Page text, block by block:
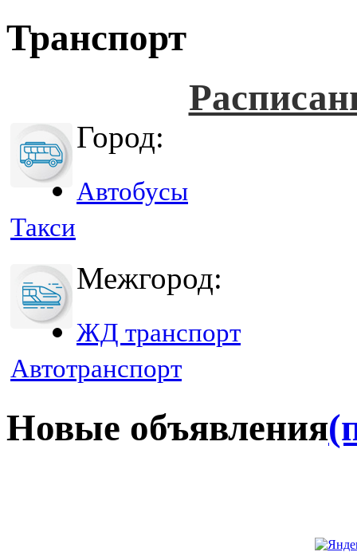
Транспорт
Город:
Автобусы
Такси
Межгород:
ЖД транспорт
Автотранспорт
Новые объявления